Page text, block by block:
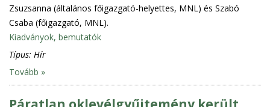
Zsuzsanna (általános főigazgató-helyettes, MNL) és Szabó
Csaba (főigazgató, MNL).
Kiadványok, bemutatók
Típus: Hír
Tovább »